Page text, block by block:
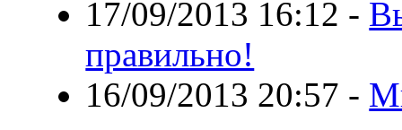
17/09/2013 16:12 -
правильно!
16/09/2013 20:57 -